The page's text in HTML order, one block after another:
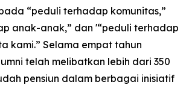
“peduli terhadap komunitas,”
anak-anak,” dan '“peduli terhadap
kami.” Selama empat tahun
telah melibatkan lebih dari 350
pensiun dalam berbagai inisiatif